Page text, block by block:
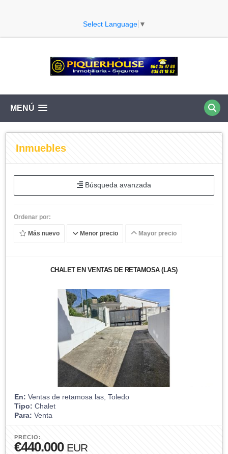
Select Language ▼
MENÚ
Inmuebles
Búsqueda avanzada
Ordenar por:
Más nuevo Menor precio Mayor precio
CHALET EN VENTAS DE RETAMOSA (LAS)
En: Ventas de retamosa las, Toledo
Tipo: Chalet
Para: Venta
PRECIO:
€440.000 EUR